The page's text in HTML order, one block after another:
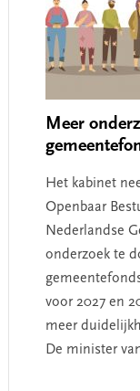
Meer
Het kabinet
Openbaar
Nederlandse
onderzoek te
voor 2027 en
meer
De minister